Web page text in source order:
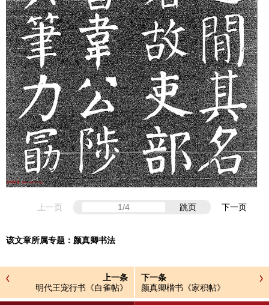
上一页 跳页 下一页
该文章所属专题： 颜真卿书法
上一条
明代王宠行书《白雀帖》
下一条
颜真卿楷书《家积帖》